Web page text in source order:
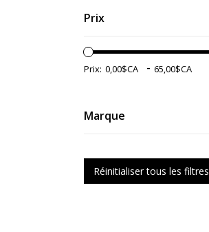
Prix
Prix: -
Marque
Réinitialiser tous les filtres